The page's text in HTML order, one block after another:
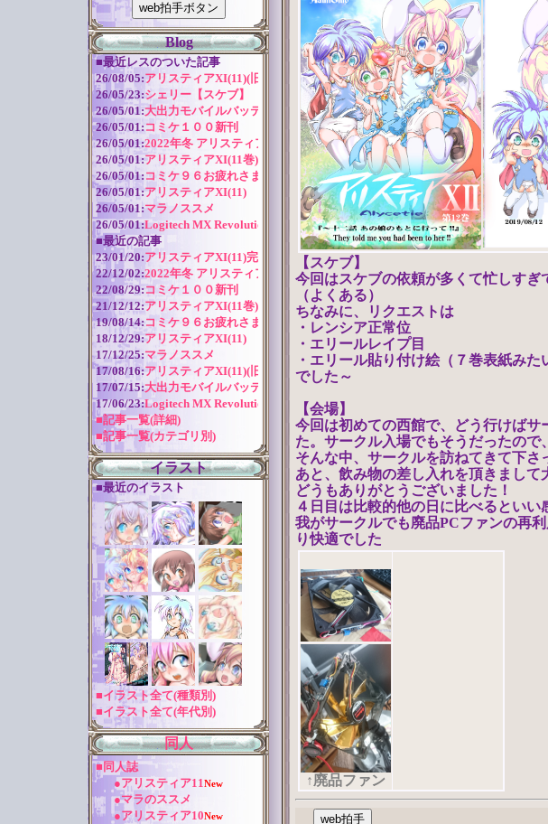
Blog
■最近レスのついた記事
26/08/05:アリスティアXI(11)(旧版)
26/05/23:シェリー【スケブ】
26/05/01:大出力モバイルバッテリー
26/05/01:コミケ１００新刊
26/05/01:2022年冬 アリスティアシリーズ今後の予定
26/05/01:アリスティアXI(11巻) 作成近況
26/05/01: コミケ９６お疲れさまでした！
26/05/01:アリスティアXI(11)
26/05/01:マラノススメ
26/05/01:Logitech MX Revolution バッテリー交換
■最近の記事
23/01/20:アリスティアXI(11)完全版
22/12/02:2022年冬 アリスティアシリーズ今後の予定
22/08/29:コミケ１００新刊
21/12/12:アリスティアXI(11巻) 作成近況
19/08/14:コミケ９６お疲れさまでした！
18/12/29:アリスティアXI(11)
17/12/25:マラノススメ
17/08/16:アリスティアXI(11)(旧版)
17/07/15:大出力モバイルバッテリー
17/06/23:Logitech MX Revolution バッテリー交換
■記事一覧(詳細)
■記事一覧(カテゴリ別)
イラスト
■最近のイラスト
■イラスト全て(種類別)
■イラスト全て(年代別)
同人
■同人誌
●アリスティア11New
●マラのススメ
●アリスティア10New
【スケブ】
今回はスケブの依頼が多くて忙しす
（よくある）
ちなみに、リクエストは
・レンシア正常位
・エリールレイプ目
・エリール貼り付け絵（７巻表紙みた
でした～
【会場】
今回は初めての西館で、どう行けば
た。サークル入場でもそうだったので
そんな中、サークルを訪ねてきて下さ
あと、飲み物の差し入れを頂きまして
どうもありがとうございました！
４日目は比較的他の日に比べるといい
我がサークルでも廃品PCファンの再
り快適でした
↑廃品ファン